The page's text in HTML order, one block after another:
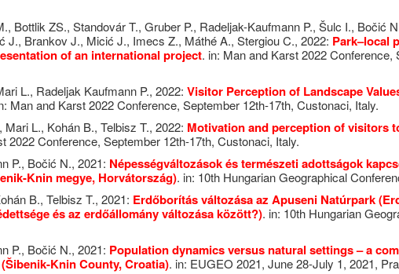
Bottlik ZS., Standovár T., Gruber P., Radeljak-Kaufmann P., Šulc I., Bočić
J., Brankov J., Micić J., Imecs Z., Máthé A., Stergiou C., 2022: Park–local
of an international project. in: Man and Karst 2022
L., Radeljak Kaufmann P., 2022: Visitor Perception of Landscape
Man and Karst 2022 Conference, September 12th-17th, Custonaci, Italy.
L., Kohán B., Telbisz T., 2022: Motivation and perception of visitors
2022 Conference, September 12th-17th, Custonaci, Italy.
P., Bočić N., 2021: Népességváltozások és természeti adottságok
Knin megye, Horvátország). in: 10th Hungarian Geographical
B., Telbisz T., 2021: Erdőborítás változása az Apuseni Natúrpark
és az erdőállomány változása között?). in: 10th Hungarian
P., Bočić N., 2021: Population dynamics versus natural settings – a
Knin County,Croatia). in: EUGEO 2021, June 28-July 1, 2021,